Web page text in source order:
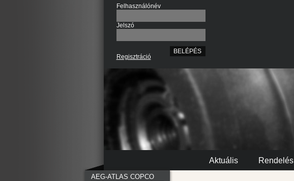
Felhasználónév
Jelszó
Regisztráció
Aktuális Rendelés
AEG-ATLAS COPCO